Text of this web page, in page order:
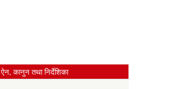
ऐन, कानुन तथा निर्देशिका